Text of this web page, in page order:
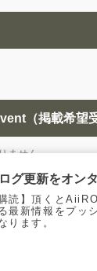
（掲載希望
ません。
グ更新をオン
購読】頂くと
最新情報をプッ
ります。